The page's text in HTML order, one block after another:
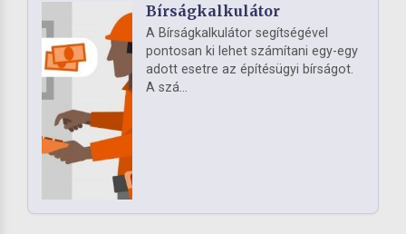
Bírságkalkulátor
A Bírságkalkulátor segítségével
pontosan ki lehet számítani egy-egy
adott esetre az építésügyi bírságot.
A szá...